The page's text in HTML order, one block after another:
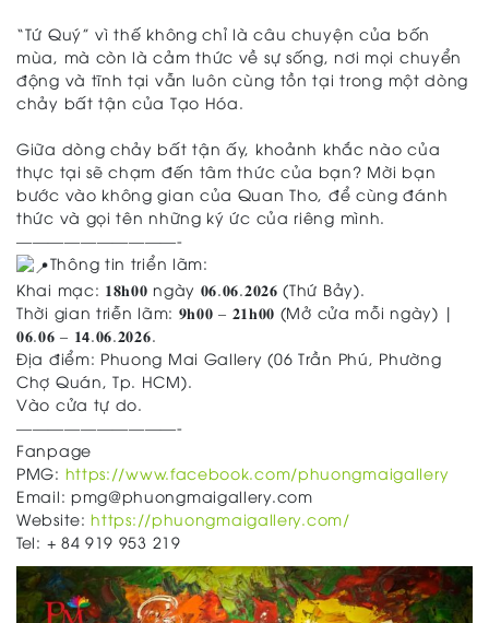
“Tứ Quý” vì thế không chỉ là câu chuyện của bốn
mùa, mà còn là cảm thức về sự sống, nơi mọi chuyển
động và tĩnh tại vẫn luôn cùng tồn tại trong một dòng
chảy bất tận của Tạo Hóa.
Giữa dòng chảy bất tận ấy, khoảnh khắc nào của
thực tại sẽ chạm đến tâm thức của bạn? Mời bạn
bước vào không gian của Quan Tho, để cùng đánh
thức và gọi tên những ký ức của riêng mình.
——————————-
Thông tin triển lãm:
Khai mạc: 𝟏𝟖𝐡𝟎𝟎 ngày 𝟎𝟔.𝟎𝟔.𝟐𝟎𝟐𝟔 (Thứ Bảy).
Thời gian triễn lãm: 𝟗𝐡𝟎𝟎 – 𝟐𝟏𝐡𝟎𝟎 (Mở cửa mỗi ngày) |
𝟎𝟔.𝟎𝟔 – 𝟏𝟰.𝟎𝟔.𝟐𝟎𝟐𝟔.
Địa điểm: Phuong Mai Gallery (06 Trần Phú, Phường
Chợ Quán, Tp. HCM).
Vào cửa tự do.
——————————-
Fanpage
PMG: https://www.facebook.com/phuongmaigallery
Email: pmg@phuongmaigallery.com
Website:https://phuongmaigallery.com/
Tel: + 84 919 953 219